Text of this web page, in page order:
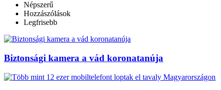
Népszerű
Hozzászólások
Legfrisebb
Biztonsági kamera a vád koronatanúja